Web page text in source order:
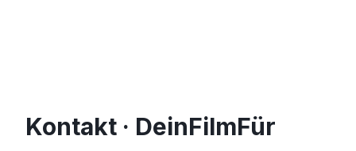
Kontakt · DeinFilmFür